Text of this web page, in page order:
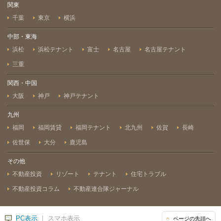
関東
千葉
東京 横浜
中部・東海
浜松
浜松テナント 富士 名古屋 名古屋テナント
三重
関西・中国
大阪
神戸 神戸テナント
九州
福岡
福岡賃貸 福岡テナント 北九州 佐賀 長崎
佐世保 大分 鹿児島
その他
不動産投資
リゾート テナント 住宅トラブル
不動産投資コラム 不動産連合隊ジャーナル
PC表示 ｜ スマホ表示 ページの先頭へ